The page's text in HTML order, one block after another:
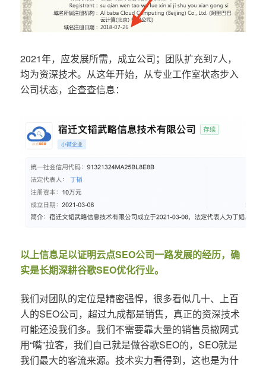
2021年，应发展所需，成立公司；团队扩充到7人，
均为资深技术。从这年开始，从专业工作室状态步入
公司状态，企查查信息：
以上信息足以证明云点SEO公司一路发展的经历，确
实是长期深耕谷歌SEO优化行业。
我们对团队的定位是精密强悍，很多看似几十、上百
人的SEO公司，超过九成都是销售，真正的资深技术
可能还没我们多。我们不需要靠大量的销售员撒网式
用“嘴”拉客，我们自己就是做谷歌SEO的，SEO就是
我们最大的客流来源。技术实力看得到，这也是为什